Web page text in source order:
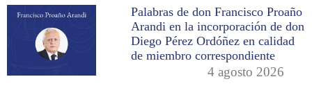
Palabras de don Francisco Proaño
Arandi en la incorporación de don
Diego Pérez Ordóñez en calidad
de miembro correspondiente
4 agosto 2026